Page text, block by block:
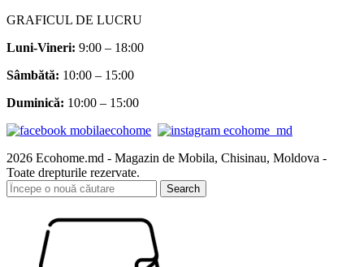
GRAFICUL DE LUCRU
Luni-Vineri: 9:00 – 18:00
Sâmbătă: 10:00 – 15:00
Duminică: 10:00 – 15:00
2026 Ecohome.md - Magazin de Mobila, Chisinau, Moldova -
Toate drepturile rezervate.
Search